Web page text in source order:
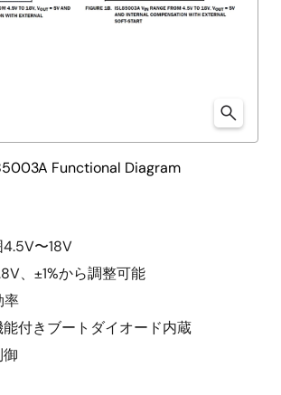
〜18V
、±1%から調整可能
率
付きブートダイオード内蔵
Functional Diagram